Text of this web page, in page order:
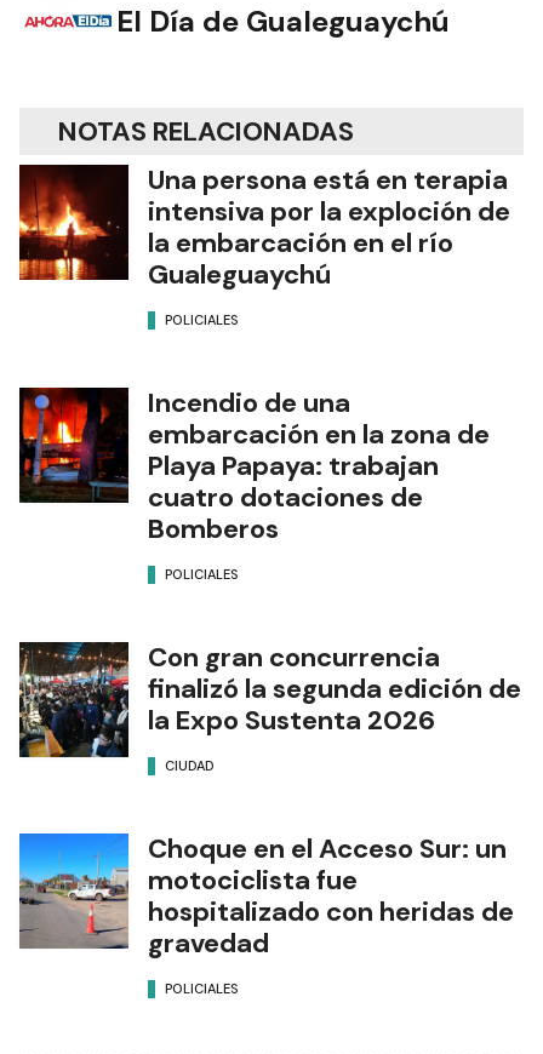
El Día de Gualeguaychú
NOTAS RELACIONADAS
Una persona está en terapia
intensiva por la exploción de
la embarcación en el río
Gualeguaychú
POLICIALES
Incendio de una
embarcación en la zona de
Playa Papaya: trabajan
cuatro dotaciones de
Bomberos
POLICIALES
Con gran concurrencia
finalizó la segunda edición de
la Expo Sustenta 2026
CIUDAD
Choque en el Acceso Sur: un
motociclista fue
hospitalizado con heridas de
gravedad
POLICIALES